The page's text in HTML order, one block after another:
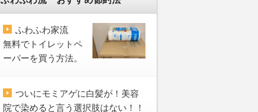
ふわふわ家流
無料でトイレットペ
ーパーを買う方法。
ついにモミアゲに白髪が！美容
院で染めると言う選択肢はない！！